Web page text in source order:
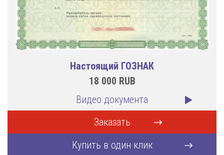
Настоящий ГОЗНАК
18 000 RUB
Видео документа
Заказать
Купить в один клик